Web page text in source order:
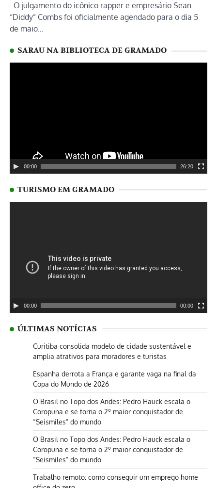
O julgamento do icônico rapper e empresário Sean
“Diddy” Combs foi oficialmente agendado para o dia 5
de maio…
SARAU NA BIBLIOTECA DE GRAMADO
00:00 26:20
TURISMO EM GRAMADO
00:00 00:00
ÚLTIMAS NOTÍCIAS
Curitiba consolida modelo de cidade sustentável e
amplia atrativos para moradores e turistas
Espanha derrota a França e garante vaga na final da
Copa do Mundo de 2026
O Brasil no Topo dos Andes: Pedro Hauck escala o
Coropuna e se torna o 2º maior conquistador de
“Seismiles” do mundo
O Brasil no Topo dos Andes: Pedro Hauck escala o
Coropuna e se torna o 2º maior conquistador de
“Seismiles” do mundo
Trabalho remoto: como conseguir um emprego home